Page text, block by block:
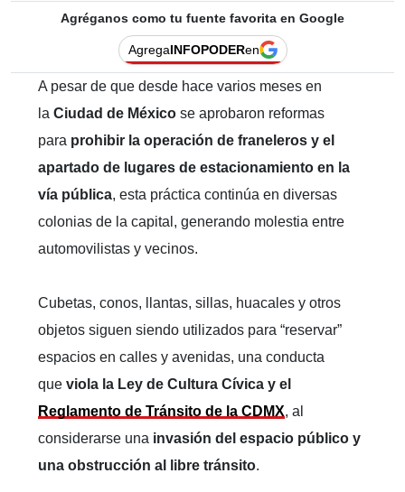
Agréganos como tu fuente favorita en Google
AgregaINFOPODERen
A pesar de que desde hace varios meses en
la Ciudad de México se aprobaron reformas
para prohibir la operación de franeleros y el
apartado de lugares de estacionamiento en la
vía pública, esta práctica continúa en diversas
colonias de la capital, generando molestia entre
automovilistas y vecinos.
Cubetas, conos, llantas, sillas, huacales y otros
objetos siguen siendo utilizados para “reservar”
espacios en calles y avenidas, una conducta
que viola la Ley de Cultura Cívica y el
Reglamento de Tránsito de la CDMX, al
considerarse una invasión del espacio público y
una obstrucción al libre tránsito.